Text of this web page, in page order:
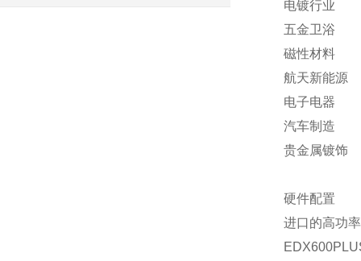
电镀行业
五金卫浴
磁性材料
航天新能源
电子电器
汽车制造
贵金属镀饰
硬件配置
进口的高功